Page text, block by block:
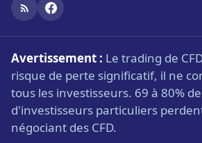
Avertissement : Le trading de
risque de perte significatif, il ne
tous les investisseurs. 69 à 80%
d'investisseurs particuliers
négociant des CFD.